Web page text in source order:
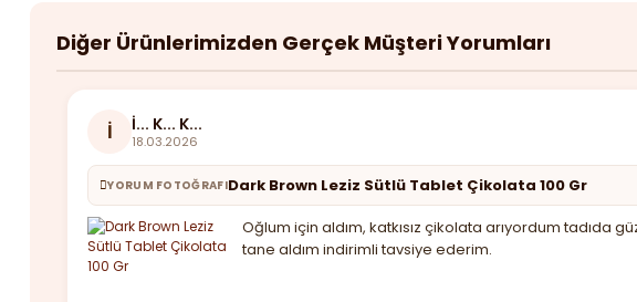
Diğer Ürünlerimizden Gerçek Müşteri Yorumları
İ İ... K... K...
18.03.2026
YORUM FOTOĞRAFIDark Brown Leziz Sütlü Tablet Çikolata 100 Gr
Oğlum için aldım, katkısız çikolata arıyordum
tane aldım indirimli tavsiye ederim.